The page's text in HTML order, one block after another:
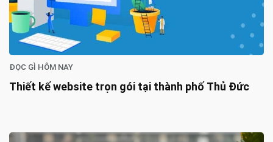
ĐỌC GÌ HÔM NAY
Thiết kế website trọn gói tại thành phố Thủ Đức